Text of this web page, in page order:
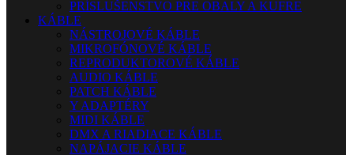
PRÍSLUŠENSTVO PRE OBALY A KUFRE
KÁBLE
NÁSTROJOVÉ KÁBLE
MIKROFÓNOVÉ KÁBLE
REPRODUKTOROVÉ KÁBLE
AUDIO KÁBLE
PATCH KÁBLE
Y ADAPTÉRY
MIDI KÁBLE
DMX A RIADIACE KÁBLE
NAPÁJACIE KÁBLE